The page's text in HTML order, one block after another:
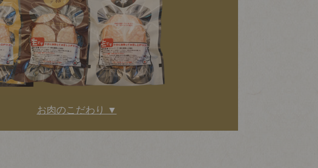
お肉のこだわり ▼